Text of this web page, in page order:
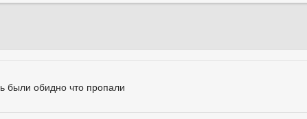
были обидно что пропали